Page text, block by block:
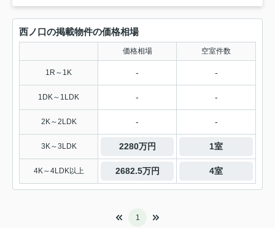
西ノ口の掲載物件の価格相場
価格相場 空室件数
1R～1K - -
1DK～1LDK - -
2K～2LDK - -
3K～3LDK 2280万円 1室
4K～4LDK以上 2682.5万円 4室
1